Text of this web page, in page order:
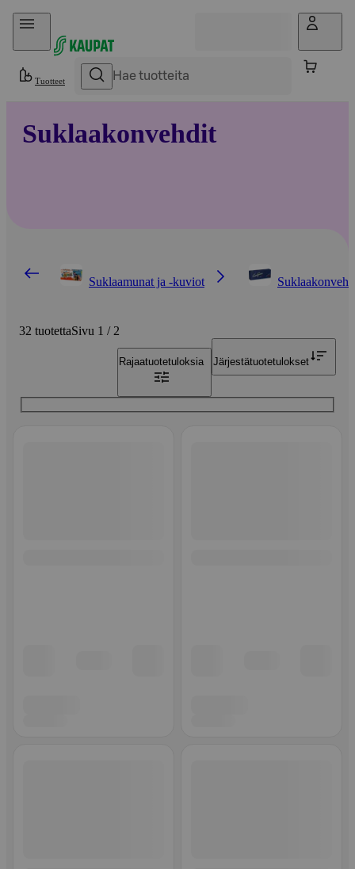
Hyppää sisältöön
Tuotteet
Suklaakonvehdit
Suklaamunat ja -kuviot
32 tuotettaSivu 1 / 2
Rajaatuotetuloksia Järjestätuotetulokset